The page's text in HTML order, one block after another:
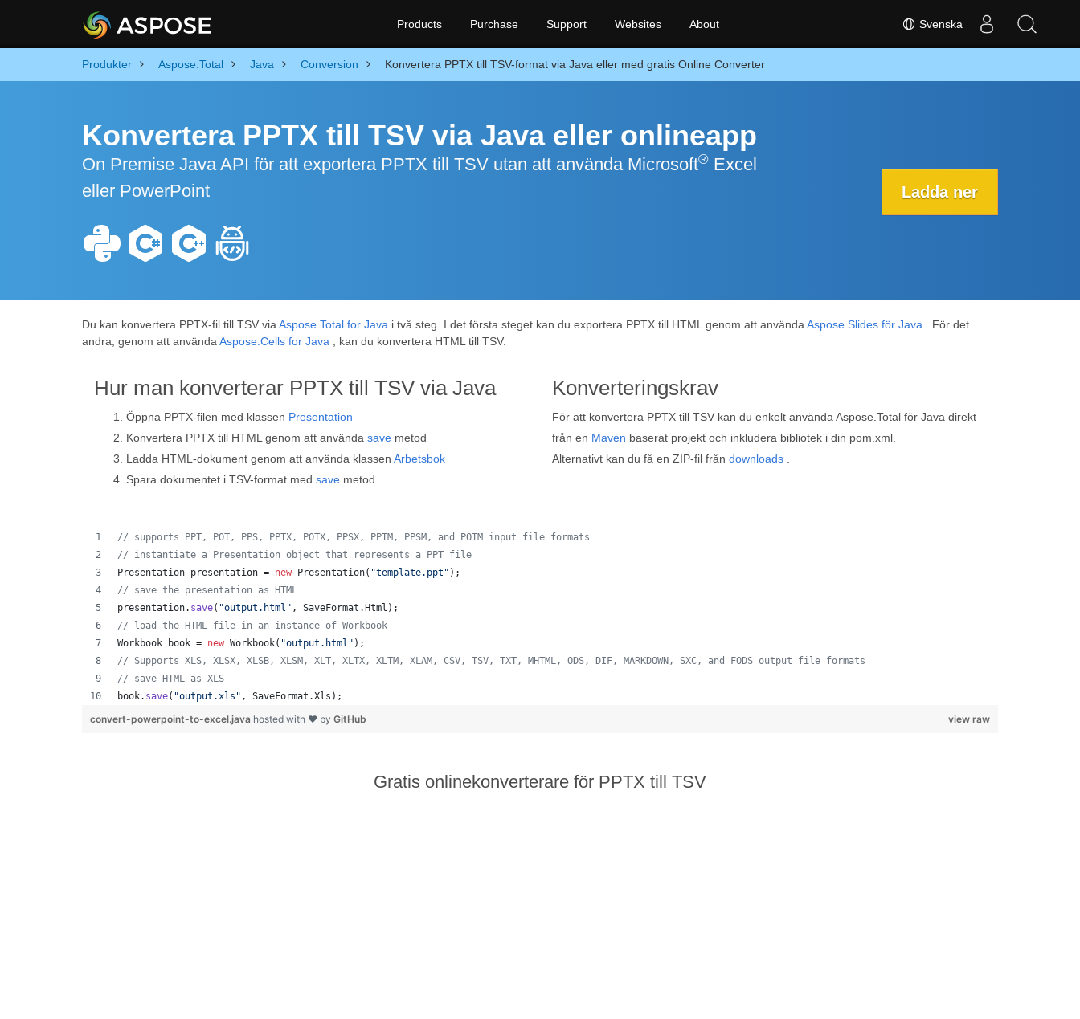
Svenska
Products Purchase Support Websites About
Produkter Aspose.Total Java Conversion Konvertera PPTX till TSV-format via Java eller med gratis Online Converter
Konvertera PPTX till TSV via Java eller onlineapp
On Premise Java API för att exportera PPTX till TSV utan att använda Microsoft® Excel
eller PowerPoint
Ladda ner
Du kan konvertera PPTX-fil till TSV via Aspose.Total for Java i två steg. I det första steget kan du exportera PPTX till HTML genom att använda Aspose.Slides för Java . För det
andra, genom att använda Aspose.Cells for Java , kan du konvertera HTML till TSV.
Hur man konverterar PPTX till TSV via Java
Öppna PPTX-filen med klassen Presentation
Konvertera PPTX till HTML genom att använda save metod
Ladda HTML-dokument genom att använda klassen Arbetsbok
Spara dokumentet i TSV-format med save metod
Konverteringskrav
För att konvertera PPTX till TSV kan du enkelt använda Aspose.Total för Java direkt
från en Maven baserat projekt och inkludera bibliotek i din pom.xml.
Alternativt kan du få en ZIP-fil från downloads
// supports PPT, POT, PPS, PPTX, POTX, PPSX, PPTM, PPSM, and POTM input file formats
// instantiate a Presentation object that represents a PPT file
Presentation presentation = new Presentation( "template.ppt" );
// save the presentation as HTML
presentation. save( "output.html" , SaveFormat . Html );
// load the HTML file in an instance of Workbook
Workbook
book = new Workbook( "output.html" );
// Supports XLS, XLSX, XLSB, XLSM, XLT, XLTX, XLTM, XLAM, CSV, TSV, TXT, MHTML, ODS, DIF, MARKDOWN, SXC, and FODS output file formats
// save HTML as XLS
book. save( "output.xls" , SaveFormat .Xls );
view raw
convert-powerpoint-to-excel.java hosted with ❤ by GitHub
Gratis onlinekonverterare för PPTX till TSV